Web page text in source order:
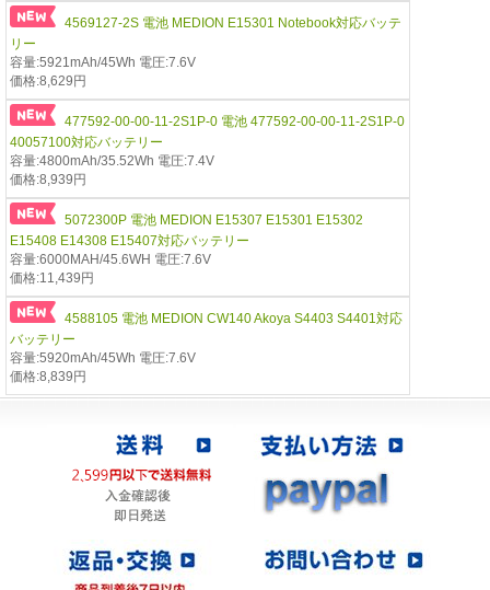
4569127-2S 電池 MEDION E15301 Notebook対応バッテ
リー
容量:5921mAh/45Wh 電圧:7.6V
価格:8,629円
477592-00-00-11-2S1P-0 電池 477592-00-00-11-2S1P-0
40057100対応バッテリー
容量:4800mAh/35.52Wh 電圧:7.4V
価格:8,939円
5072300P 電池 MEDION E15307 E15301 E15302
E15408 E14308 E15407対応バッテリー
容量:6000MAH/45.6WH 電圧:7.6V
価格:11,439円
4588105 電池 MEDION CW140 Akoya S4403 S4401対応
バッテリー
容量:5920mAh/45Wh 電圧:7.6V
価格:8,839円